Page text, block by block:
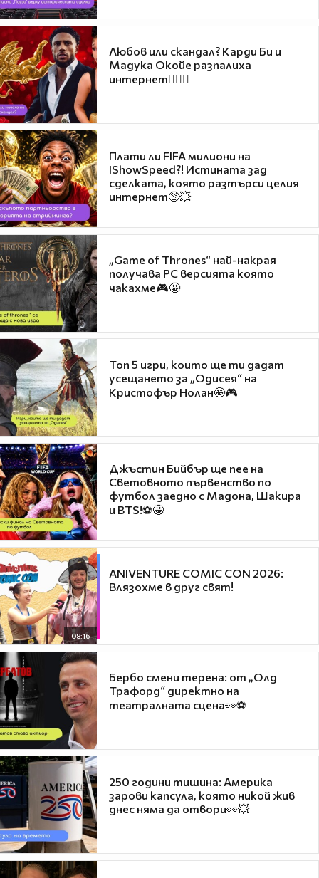
Любов или скандал? Карди Би и
Мадука Окойе разпалиха
интернет❤️‍🔥🔥
Плати ли FIFA милиони на
IShowSpeed?! Истината зад
сделката, която разтърси целия
интернет🤑💥
„Game of Thrones“ най-накрая
получава PC версията която
чакахме🎮🤩
Топ 5 игри, които ще ти дадат
усещането за „Одисея“ на
Кристофър Нолан🤩🎮
Джъстин Бийбър ще пее на
Световното първенство по
футбол заедно с Мадона, Шакира
и BTS!⚽🤩
08:16
ANIVENTURE COMIC CON 2026:
Влязохме в друг свят!
Бербо смени терена: от „Олд
Трафорд“ директно на
театралната сцена👀⚽
250 години тишина: Америка
зарови капсула, която никой жив
днес няма да отвори👀💥